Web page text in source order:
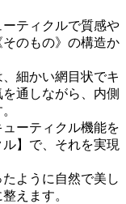
ティクルで質感や
のもの》の構造か
細かい網目状でキ
通しながら、内側
ーティクル機能を
】で、それを実現
ように自然で美し
えます。